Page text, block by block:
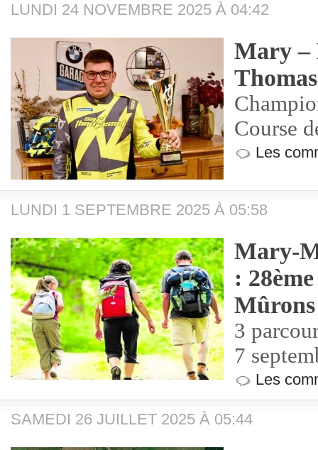
LUNDI 24 NOVEMBRE 2025 À 04:42
Mary –
Course
Les
LUNDI 1 SEPTEMBRE 2025 À 05:58
Mary-
:
Mûrons
3
7
Les
SAMEDI 26 JUILLET 2025 À 05:44